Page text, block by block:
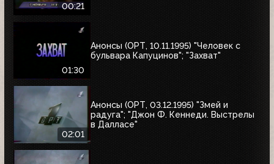
00:21
01:30
Анонсы (ОРТ, 10.11.1995) "Человек с
бульвара Капуцинов"; "Захват"
02:01
Анонсы (ОРТ, 03.12.1995) "Змей и
радуга"; "Джон Ф. Кеннеди. Выстрелы
в Далласе"